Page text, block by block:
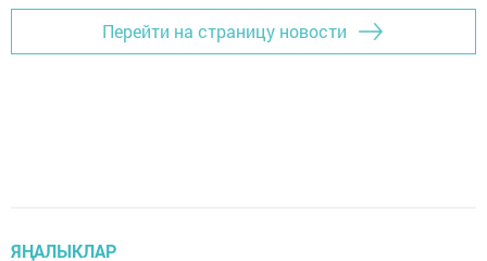
Перейти на страницу новости
ЯҢАЛЫКЛАР